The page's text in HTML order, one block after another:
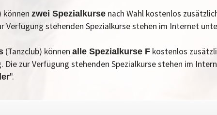
können zwei Spezialkurse nach Wahl kostenlos
Verfügung stehenden Spezialkurse stehen im Internet
(Tanzclub) können alle Spezialkurse F kostenlos
zur Verfügung stehenden Spezialkurse stehen im
".